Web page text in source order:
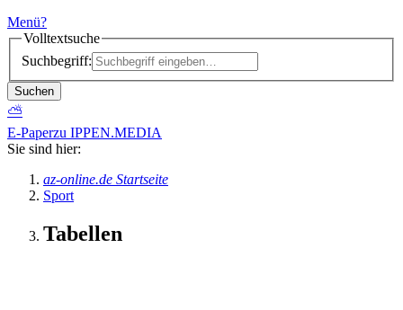
Menü?
Volltextsuche
Suchbegriff:
Suchen
⛅
E-Paperzu IPPEN.MEDIA
Sie sind hier:
az-online.de Startseite
Sport
Tabellen